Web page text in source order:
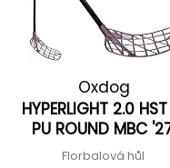
Oxdog
HYPERLIGHT 2.0
PU ROUND MBC
Florbalová hůl